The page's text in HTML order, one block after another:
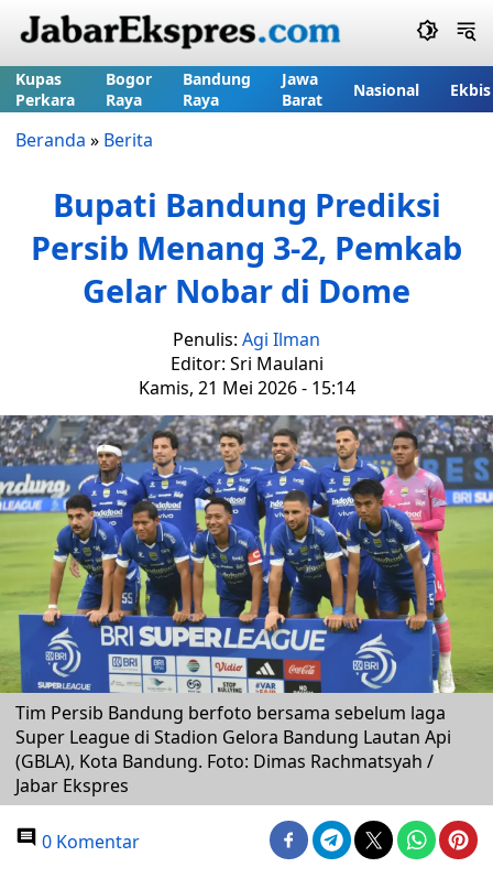
Kupas
Perkara
Bogor
Raya
Bandung
Raya
Jawa
Barat
Nasional Ekbis
Beranda » Berita
Bupati Bandung Prediksi
Persib Menang 3-2, Pemkab
Gelar Nobar di Dome
Penulis: Agi Ilman
Editor: Sri Maulani
Kamis, 21 Mei 2026 - 15:14
Tim Persib Bandung berfoto bersama sebelum laga
Super League di Stadion Gelora Bandung Lautan Api
(GBLA), Kota Bandung. Foto: Dimas Rachmatsyah /
Jabar Ekspres
0 Komentar